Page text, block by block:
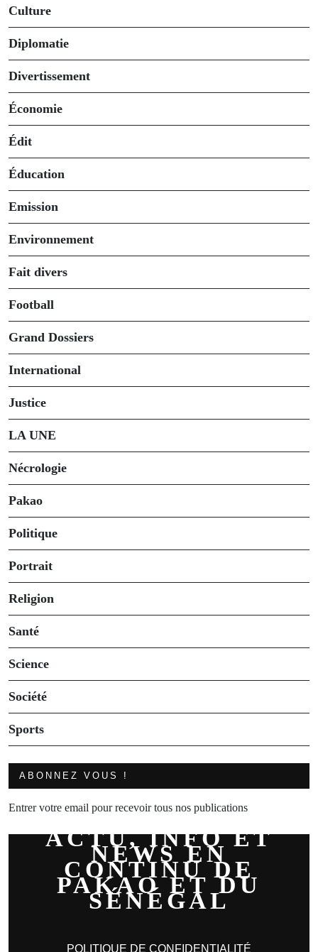
Culture
Diplomatie
Divertissement
Économie
Édit
Éducation
Emission
Environnement
Fait divers
Football
Grand Dossiers
International
Justice
LA UNE
Nécrologie
Pakao
Politique
Portrait
Religion
Santé
Science
Société
Sports
ABONNEZ VOUS !
Entrer votre email pour recevoir tous nos publications
ACTU, INFO ET
NEWS EN
CONTINU DE
PAKAO ET DU
SÉNÉGAL
POLITIQUE DE CONFIDENTIALITÉ